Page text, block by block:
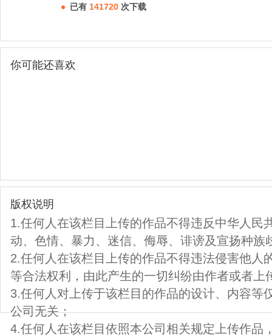
已有 141720 次下载
你可能还喜欢
版权说明
1.任何人在该栏目上传的作品不得违反中华人民
动、色情、暴力、迷信、侮辱、诽谤及宣扬种族
2.任何人在该栏目上传的作品不得违法侵害他人
等合法权利，由此产生的一切纠纷由作者或者上
3.任何人对上传于该栏目的作品的设计、内容等
公司无关；
4.任何人在该栏目依照本公司相关规定上传作品